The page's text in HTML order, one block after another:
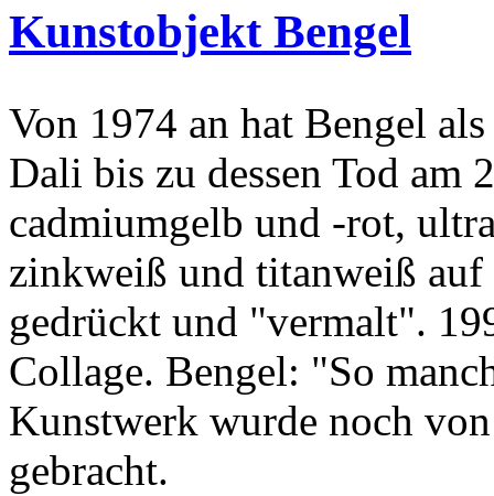
Kunstobjekt Bengel
Von 1974 an hat Bengel
Dali bis zu dessen Tod am
cadmiumgelb und -rot,
zinkweiß und titanweiß
gedrückt und "vermalt".
Collage. Bengel: "So
Kunstwerk wurde noch
gebracht.